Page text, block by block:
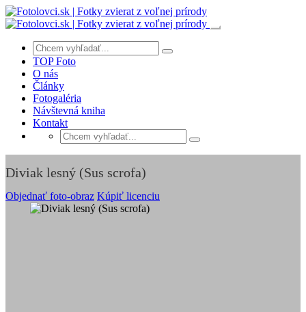
TOP Foto
O nás
Články
Fotogaléria
Návštevná kniha
Kontakt
Diviak lesný (Sus scrofa)
Objednať foto-obraz Kúpiť licenciu